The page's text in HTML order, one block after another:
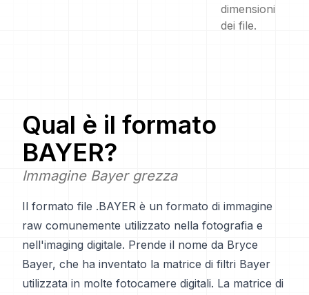
dimensioni
dei file.
Qual è il formato
BAYER?
Immagine Bayer grezza
Il formato file .BAYER è un formato di immagine
raw comunemente utilizzato nella fotografia e
nell'imaging digitale. Prende il nome da Bryce
Bayer, che ha inventato la matrice di filtri Bayer
utilizzata in molte fotocamere digitali. La matrice di